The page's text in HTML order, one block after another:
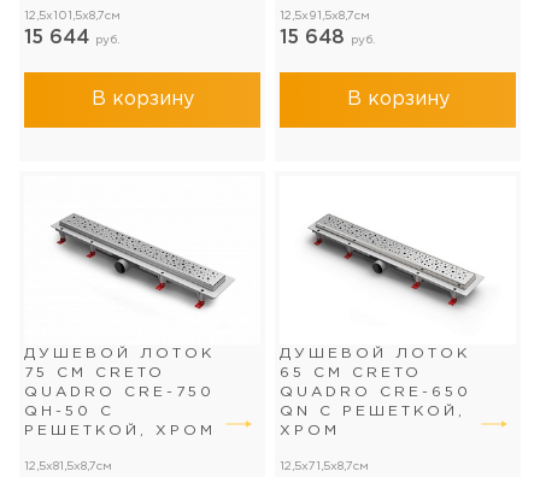
12,5x101,5x8,7см
15 644 руб.
В корзину
12,5x91,5x8,7см
15 648 руб.
В корзину
ДУШЕВОЙ ЛОТОК
75 СМ CRETO
QUADRO CRE-750
QH-50 С
РЕШЕТКОЙ, ХРОМ
12,5x81,5x8,7см
ДУШЕВОЙ ЛОТОК
65 СМ CRETO
QUADRO CRE-650
QN С РЕШЕТКОЙ,
ХРОМ
12,5x71,5x8,7см